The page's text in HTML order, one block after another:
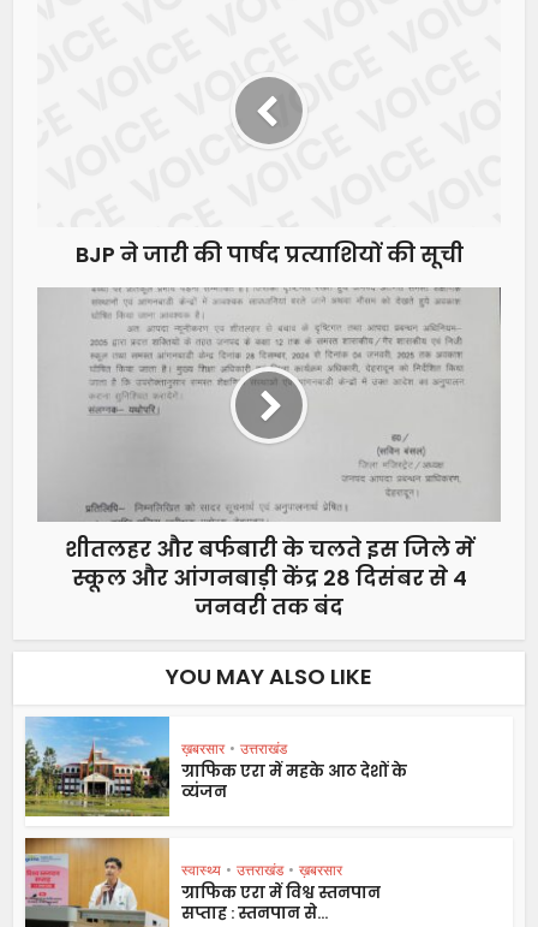
BJP ने जारी की पार्षद प्रत्याशियों की सूची
शीतलहर और बर्फबारी के चलते इस जिले में
स्कूल और आंगनबाड़ी केंद्र 28 दिसंबर से 4
जनवरी तक बंद
YOU MAY ALSO LIKE
ख़बरसार • उत्तराखंड
ग्राफिक एरा में महके आठ देशों के
व्यंजन
स्वास्थ्य • उत्तराखंड • ख़बरसार
ग्राफिक एरा में विश्व स्तनपान
सप्ताह : स्तनपान से...